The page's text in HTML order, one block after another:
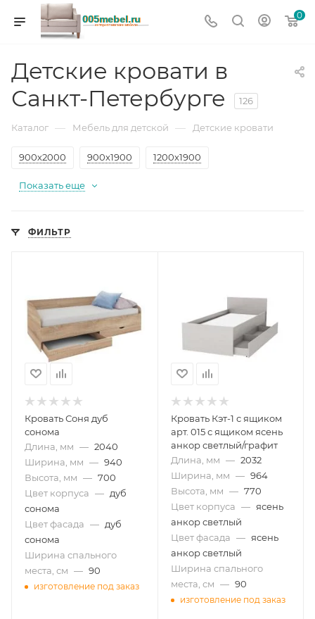
0
Детские кровати в
Санкт-Петербурге
126
Каталог — Мебель для детской — Детские кровати
900х2000 900х1900 1200х1900
Показать еще
ФИЛЬТР
Кровать Соня дуб
сонома
Длина, мм — 2040
Ширина, мм — 940
Высота, мм — 700
Цвет корпуса — дуб
сонома
Цвет фасада — дуб
сонома
Ширина спального
места, см — 90
изготовление под заказ
Кровать Кэт-1 с ящиком
арт. 015 с ящиком ясень
анкор светлый/графит
Длина, мм — 2032
Ширина, мм — 964
Высота, мм — 770
Цвет корпуса — ясень
анкор светлый
Цвет фасада — ясень
анкор светлый
Ширина спального
места, см — 90
изготовление под заказ